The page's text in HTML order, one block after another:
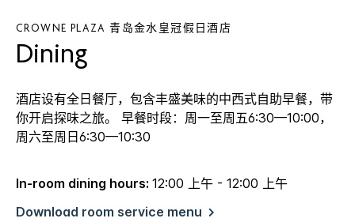
CROWNE PLAZA 青岛金水皇冠假日酒店
Dining
酒店设有全日餐厅，包含丰盛美味的中西式自助早餐，带
你开启探味之旅。 早餐时段：周一至周五6:30—10:00，
周六至周日6:30—10:30
In-room dining hours: 12:00 上午 - 12:00 上午
Download room service menu